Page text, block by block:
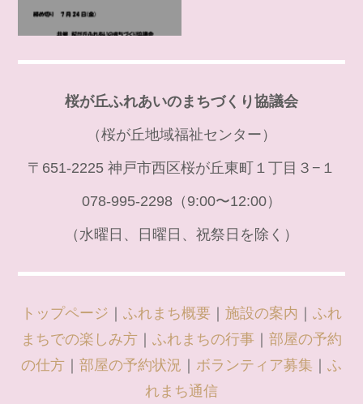
桜が丘ふれあいのまちづくり協議会
（桜が丘地域福祉センター）
〒651-2225 神戸市西区桜が丘東町１丁目３−１
078-995-2298（9:00〜12:00）
（水曜日、日曜日、祝祭日を除く）
トップページ ふれまち概要 施設の案内
ふれ
まちでの楽しみ方
ふれまちの行事
部屋の予約
の仕方
部屋の予約状況 ボランティア募集
ふ
れまち通信